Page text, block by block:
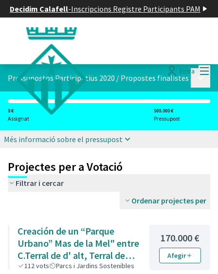
Decidim Calafell-Inscripcions Registre Participants PAM
Entra
Pressupostos Participatius 2020 / Propostes finalistes
0 €
Assignat
500.000 €
Pressupost
Més informació sobre el pressupost
Projectes per a Votació
Filtrar i cercar
Ordenar projectes per
Creación de un “Parque
Urbano” Mas de la Mel" entre
C.Terral de d' alt, Terral de
Baix i de l' Est.
112vots Parcs i Jardins Sostenibles
170.000 €
Afegir